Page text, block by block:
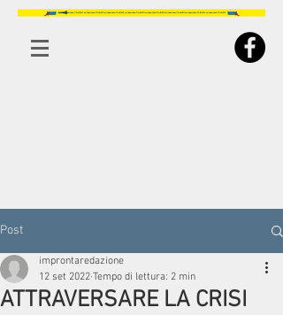
Post
ATTRAVERSARE LA CRISI
improntaredazione
12 set 2022 Tempo di lettura: 2 min